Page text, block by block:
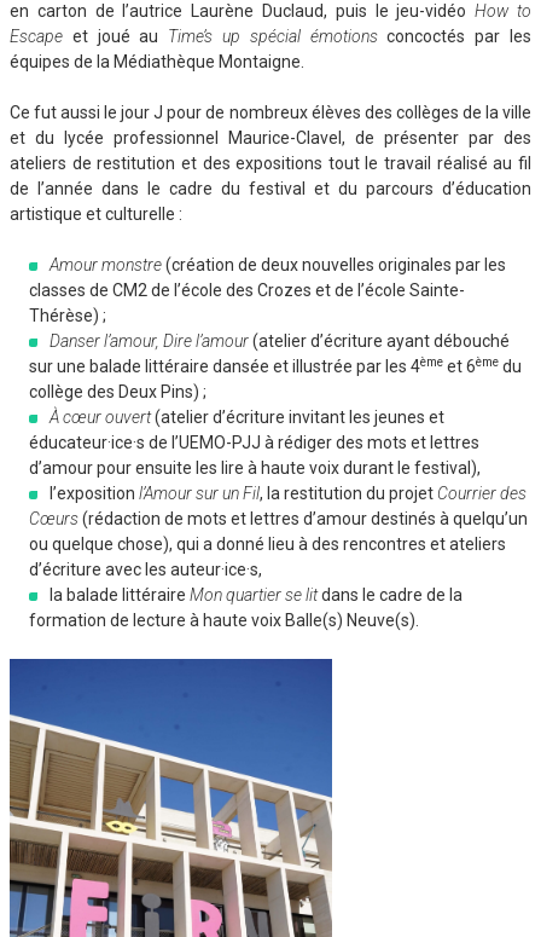
en carton de l’autrice Laurène Duclaud, puis le jeu-vidéoHow to
Escape et joué au Time’s up spécial émotionsconcoctés par les
équipes de la Médiathèque Montaigne.
Ce fut aussi le jour J pour de nombreux élèves des collèges de la ville
et du lycée professionnel Maurice-Clavel, de présenter par des
ateliers de restitution et des expositions tout le travail réalisé au fil
de l’année dans le cadre du festival et du parcours d’éducation
artistique et culturelle :
Amour monstre(création de deux nouvelles originales par les
classes de CM2 de l’école des Crozes et de l’école Sainte-
Thérèse) ;
Danser l’amour, Dire l’amour(atelier d’écriture ayant débouché
sur une balade littéraire dansée et illustrée par les 4ème et 6ème du
collège des Deux Pins) ;
À cœur ouvert(atelier d’écriture invitant les jeunes et
éducateur·ice·s de l’UEMO-PJJ à rédiger des mots et lettres
d’amour pour ensuite les lire à haute voix durant le festival),
l’exposition l’Amour sur un Fil, la restitution du projet Courrier des
Cœurs(rédaction de mots et lettres d’amour destinés à quelqu’un
ou quelque chose), qui a donné lieu à des rencontres et ateliers
d’écriture avec les auteur·ice·s,
la balade littéraire Mon quartier se litdans le cadre de la
formation de lecture à haute voix Balle(s) Neuve(s).